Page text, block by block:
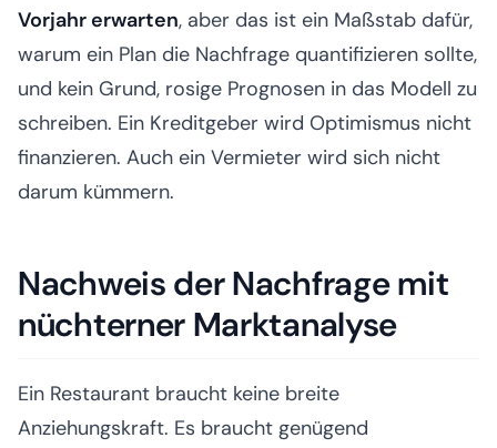
Vorjahr erwarten, aber das ist ein Maßstab dafür,
warum ein Plan die Nachfrage quantifizieren sollte,
und kein Grund, rosige Prognosen in das Modell zu
schreiben. Ein Kreditgeber wird Optimismus nicht
finanzieren. Auch ein Vermieter wird sich nicht
darum kümmern.
Nachweis der Nachfrage mit
nüchterner Marktanalyse
Ein Restaurant braucht keine breite
Anziehungskraft. Es braucht genügend